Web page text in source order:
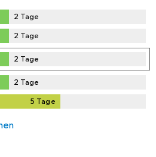
2 Tage
2 Tage
2 Tage
2 Tage
5 Tage